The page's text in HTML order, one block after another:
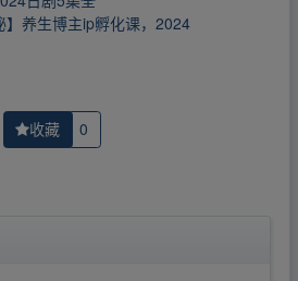
】养生博主ip孵化课，2024
收藏 0